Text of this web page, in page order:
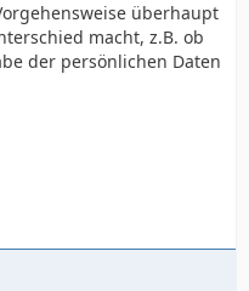
überhaupt
macht, z.B. ob
der persönlichen Daten